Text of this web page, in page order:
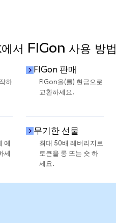
서 FIGon 사용 방법
하
FIGon 판매
FIGon을(를) 현금으로
교환하세요.
예
세
무기한 선물
최대 50배 레버리지로
토큰을 롱 또는 숏 하
세요.